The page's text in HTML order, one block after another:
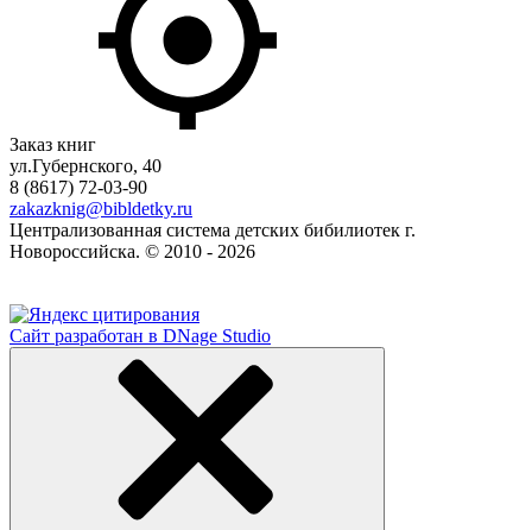
Заказ книг
ул.Губернского, 40
8 (8617) 72-03-90
zakazknig@bibldetky.ru
Централизованная система детских бибилиотек г.
Новороссийска. © 2010 - 2026
Сайт разработан в DNage Studio